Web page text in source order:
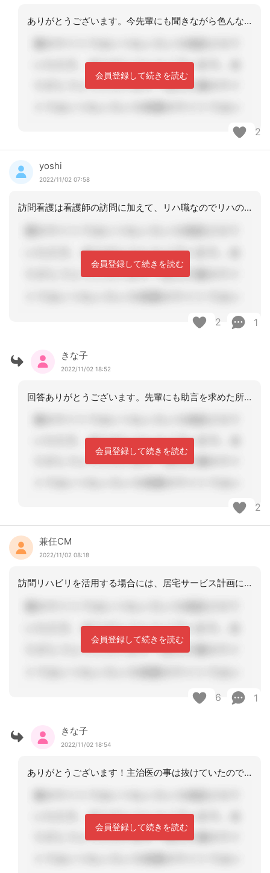
ありがとうございます。今先輩にも聞きながら色んな事業所の特色を調べております。利
会員登録して続きを読む
2
yoshi
2022/11/02 07:58
訪問看護は看護師の訪問に加えて、リハ職なのでリハのみの必要性であれば訪リハが良い
会員登録して続きを読む
2 1
きな子
2022/11/02 18:52
回答ありがとうございます。先輩にも助言を求めた所リハビリに力を入れている訪問看護
会員登録して続きを読む
2
兼任CM
2022/11/02 08:18
訪問リハビリを活用する場合には、居宅サービス計画に位置づけをする許可をする主治医
会員登録して続きを読む
6 1
きな子
2022/11/02 18:54
ありがとうございます！主治医の事は抜けていたので目から鱗でした。先輩からも主治医
会員登録して続きを読む